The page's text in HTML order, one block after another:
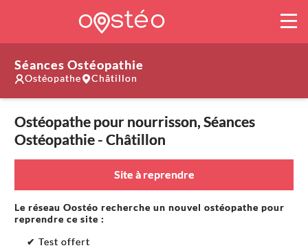
Séances Ostéopathie
Ostéopathe Châtillon
Ostéopathe pour nourrisson, Séances
Ostéopathie - Châtillon
Site à reprendre
Le réseau Oostéo recherche un nouvel ostéopathe pour
reprendre ce site :
✔ Test offert